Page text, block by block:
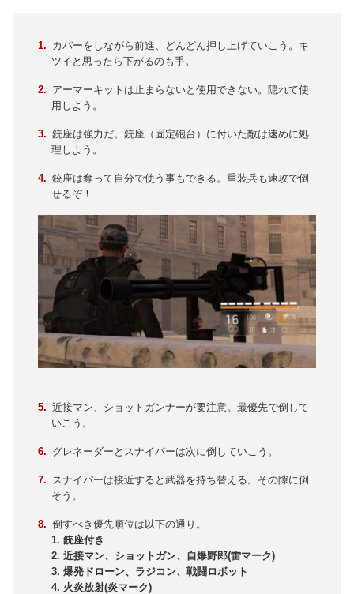
カバーをしながら前進、どんどん押し上げていこう。キ
ツイと思ったら下がるのも手。
アーマーキットは止まらないと使用できない。隠れて使
用しよう。
銃座は強力だ。銃座（固定砲台）に付いた敵は速めに処
理しよう。
銃座は奪って自分で使う事もできる。重装兵も速攻で倒
せるぞ！
近接マン、ショットガンナーが要注意。最優先で倒して
いこう。
グレネーダーとスナイパーは次に倒していこう。
スナイパーは接近すると武器を持ち替える。その隙に倒
そう。
倒すべき優先順位は以下の通り。
1. 銃座付き
2. 近接マン、ショットガン、自爆野郎(雷マーク)
3. 爆発ドローン、ラジコン、戦闘ロボット
4. 火炎放射(炎マーク)